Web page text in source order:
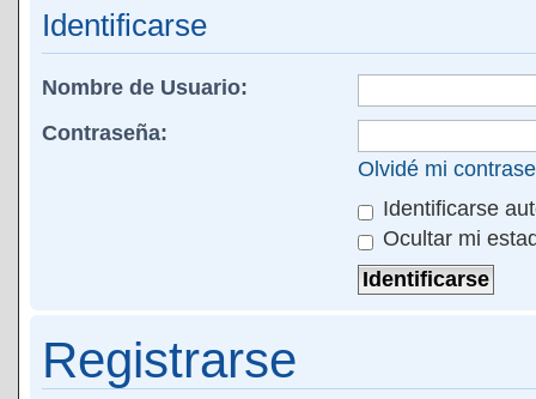
Identificarse
Nombre de Usuario:
Contraseña:
Olvidé mi
Identificarse
Ocultar mi
Registrarse